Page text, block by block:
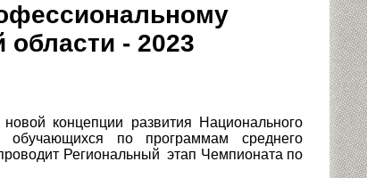
- 2023
концепции развития Национального
обучающихся по программам среднего
Региональный этап Чемпионата по